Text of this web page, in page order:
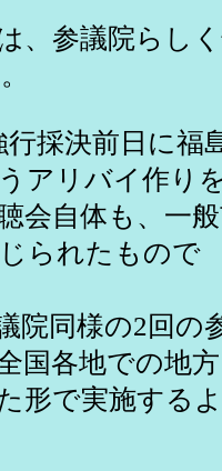
議院らしく
行採決前日に福
アリバイ作り
自体も、一般
られたもので
様の2回の参
国各地での地方
で実施するよ